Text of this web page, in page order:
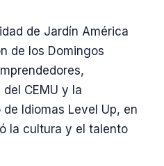
de Jardín América
de los Domingos
CEMU y la
Idiomas Level Up, en
la cultura y el talento